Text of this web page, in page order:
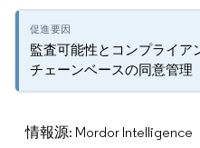
監査可能性とコンプライア
チェーンベースの同意管理
情報源: Mordor Intelligence